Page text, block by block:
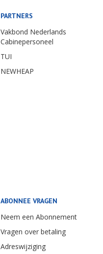
PARTNERS
Vakbond Nederlands
Cabinepersoneel
TUI
NEWHEAP
ABONNEE VRAGEN
Neem een Abonnement
Vragen over betaling
Adreswijziging